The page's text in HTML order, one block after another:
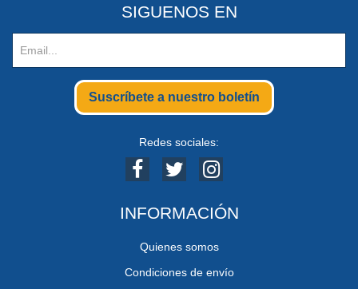
SIGUENOS EN
Suscríbete a nuestro boletín
Redes sociales:
INFORMACIÓN
Quienes somos
Condiciones de envío